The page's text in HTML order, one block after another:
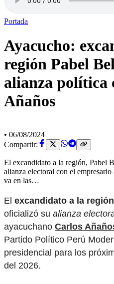
Portada
Ayacucho:
región Pabel
alianza política
Añaños
• 06/08/2024
Compartir:
El excandidato a la región, Pabel
alianza electoral con el
va en las…
El excandidato a la
oficializó su alianza
ayacuchano Carlos
Partido Político Perú
presidencial para los
del 2026.